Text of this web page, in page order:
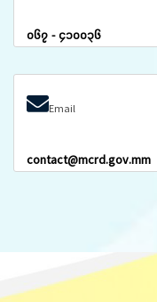
၀၆၇ - ၄၁၀၀၃၆
Email
contact@mcrd.gov.mm